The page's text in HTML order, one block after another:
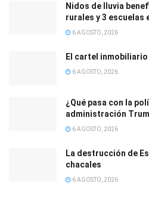
Nidos de lluvia
rurales y 3 escuelas
6 AGOSTO, 2026
El cartel
6 AGOSTO, 2026
¿Qué pasa con la
administración
6 AGOSTO, 2026
La destrucción de
chacales
6 AGOSTO, 2026